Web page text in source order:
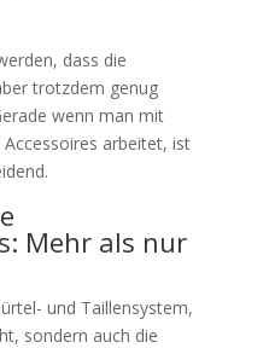
dass die
trotzdem genug
wenn man mit
arbeitet, ist
Mehr als nur
und Taillensystem,
sondern auch die